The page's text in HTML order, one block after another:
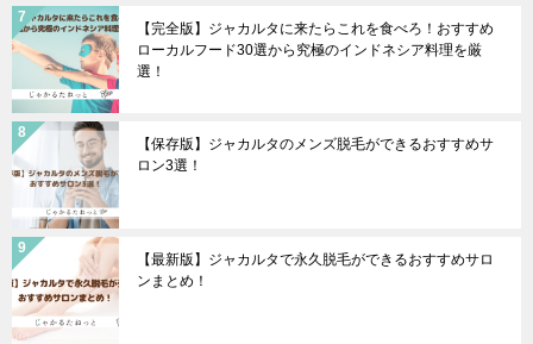
【完全版】ジャカルタに来たらこれを食べろ！おすすめ
ローカルフード30選から究極のインドネシア料理を厳
選！
【保存版】ジャカルタのメンズ脱毛ができるおすすめサ
ロン3選！
【最新版】ジャカルタで永久脱毛ができるおすすめサロ
ンまとめ！